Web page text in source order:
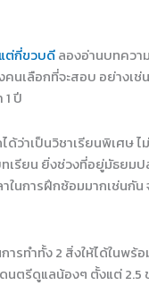
ต่กี่ขวบดีลองอ่านบทควา
นเลือกที่จะสอบ อย่าง
ปี
ว่าเป็นวิชาเรียนพิเศษ
รียน ยิ่งช่วงที่อยู่มัธย
นการฝึกซ้อมมากเช่น
ทำทั้ง 2 สิ่งให้ได้ในพ
ตรีดูแลน้องๆ ตั้งแต่ 2.5